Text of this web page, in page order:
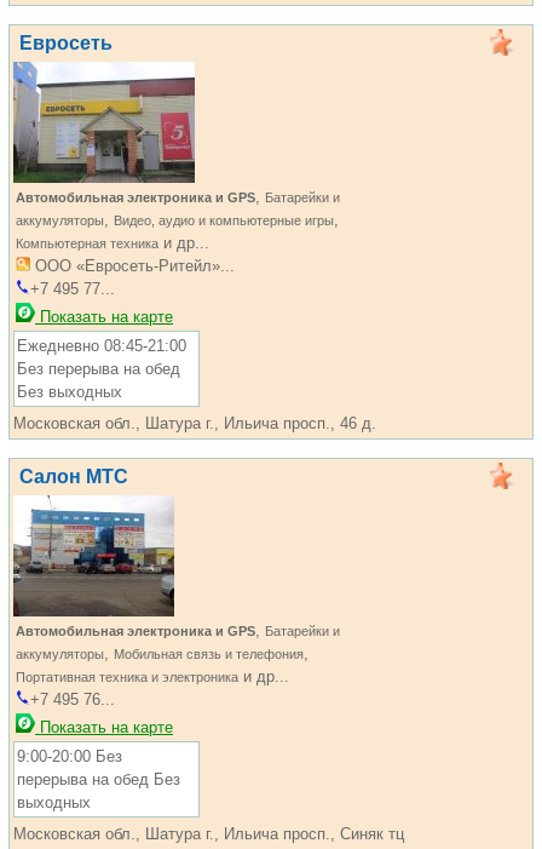
Евросеть
Автомобильная электроника и GPS, Батарейки и
аккумуляторы, Видео, аудио и компьютерные игры,
Компьютерная техника и др...
ООО «Евросеть-Ритейл»...
+7 495 77...
Показать на карте
Ежедневно 08:45-21:00
Без перерыва на обед
Без выходных
Московская обл., Шатура г., Ильича просп., 46 д.
Салон МТС
Автомобильная электроника и GPS, Батарейки и
аккумуляторы, Мобильная связь и телефония,
Портативная техника и электроника и др...
+7 495 76...
Показать на карте
9:00-20:00 Без
перерыва на обед Без
выходных
Московская обл., Шатура г., Ильича просп., Синяк тц